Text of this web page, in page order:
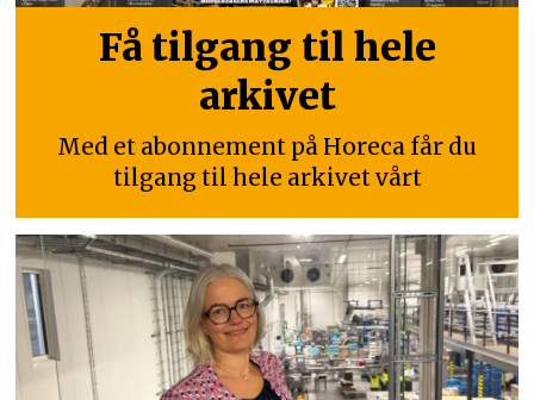
Få tilgang til hele
arkivet
Med et abonnement på Horeca får du
tilgang til hele arkivet vårt